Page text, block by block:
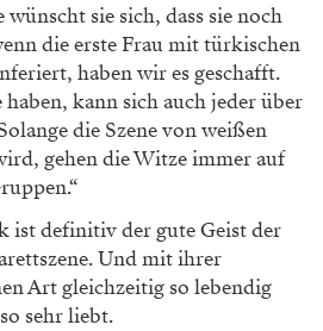
sie sich, dass sie noch
die erste Frau mit türkischen
haben wir es geschafft.
kann sich auch jeder über
die Szene von weißen
gehen die Witze immer auf
ist definitiv der gute Geist der
Und mit ihrer
Art gleichzeitig so lebendig
sehr liebt.